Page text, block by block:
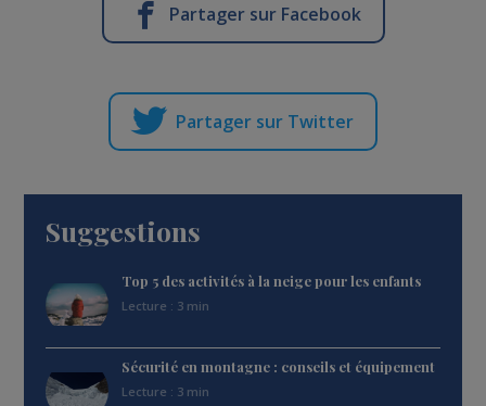
Partager sur Facebook
Partager sur Twitter
Suggestions
Top 5 des activités à la neige pour les enfants
Lecture : 3 min
Sécurité en montagne : conseils et équipement
Lecture : 3 min